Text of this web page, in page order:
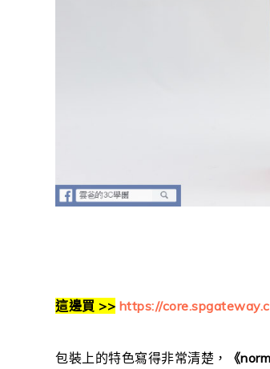
這邊買 >> https://
包裝上的特色寫得非常清楚， 《